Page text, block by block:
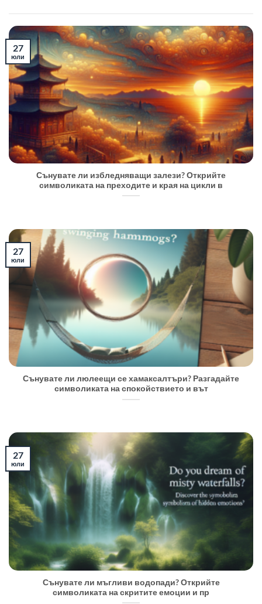
Сънувате ли избледняващи залези? Открийте
символиката на преходите и края на цикли в
27
юли
Сънувате ли люлеещи се хамаксалтъри? Разгадайте
символиката на спокойствието и вът
27
юли
Сънувате ли мъгливи водопади? Открийте
символиката на скритите емоции и пр
27
юли